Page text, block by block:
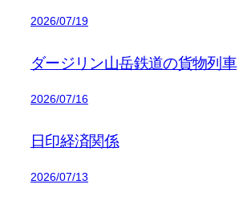
2026/07/19
ダージリン山岳鉄道の貨物列車
2026/07/16
日印経済関係
2026/07/13